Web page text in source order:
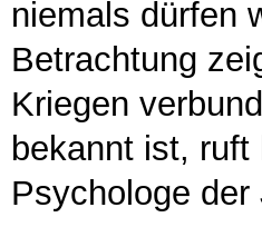
niemals dürfen
Betrachtung
Kriegen
bekannt ist,
Psychologe der